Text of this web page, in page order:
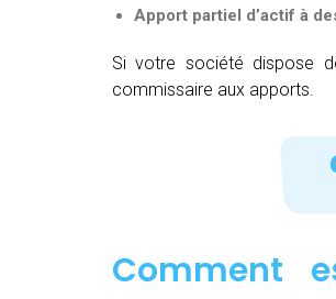
Apport partiel d’actif à
Si votre société dispose
commissaire aux apports.
Comment